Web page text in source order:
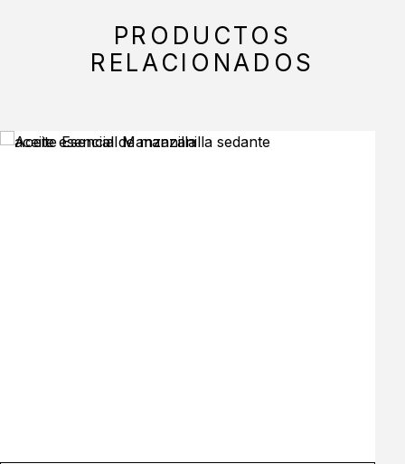
PRODUCTOS
RELACIONADOS